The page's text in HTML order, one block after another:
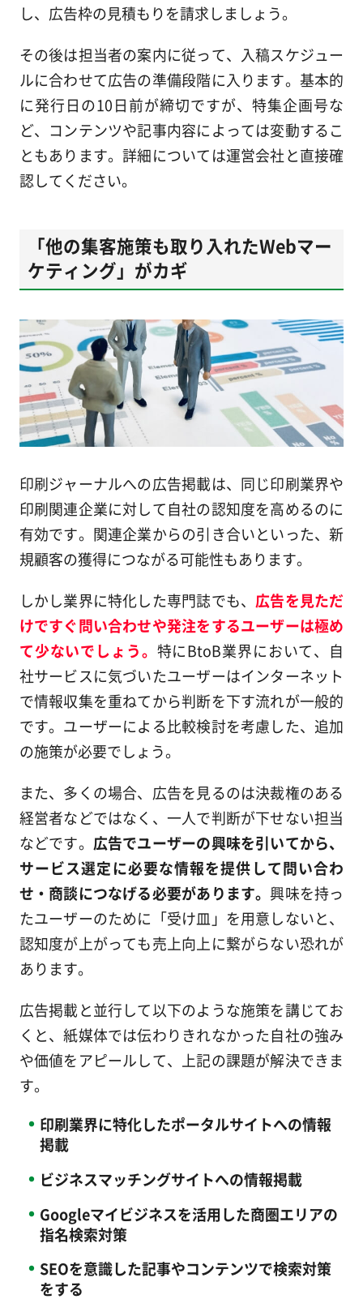
し、広告枠の見積もりを請求しましょう。
その後は担当者の案内に従って、入稿スケジュー
ルに合わせて広告の準備段階に入ります。基本的
に発行日の10日前が締切ですが、特集企画号な
ど、コンテンツや記事内容によっては変動するこ
ともあります。詳細については運営会社と直接確
認してください。
「他の集客施策も取り入れたWebマー
ケティング」がカギ
印刷ジャーナルへの広告掲載は、同じ印刷業界や
印刷関連企業に対して自社の認知度を高めるのに
有効です。関連企業からの引き合いといった、新
規顧客の獲得につながる可能性もあります。
しかし業界に特化した専門誌でも、 広告を見ただ
けですぐ問い合わせや発注をするユーザーは極め
て少ないでしょう。 特にBtoB業界において、自
社サービスに気づいたユーザーはインターネット
で情報収集を重ねてから判断を下す流れが一般的
です。ユーザーによる比較検討を考慮した、追加
の施策が必要でしょう。
また、多くの場合、広告を見るのは決裁権のある
経営者などではなく、一人で判断が下せない担当
などです。 広告でユーザーの興味を引いてから、
サービス選定に必要な情報を提供して問い合わ
せ・商談につなげる必要があります。興味を持っ
たユーザーのために「受け皿」を用意しないと、
認知度が上がっても売上向上に繋がらない恐れが
あります。
広告掲載と並行して以下のような施策を講じてお
くと、紙媒体では伝わりきれなかった自社の強み
や価値をアピールして、上記の課題が解決できま
す。
印刷業界に特化したポータルサイトへの情報
掲載
ビジネスマッチングサイトへの情報掲載
Googleマイビジネスを活用した商圏エリアの
指名検索対策
SEOを意識した記事やコンテンツで検索対策
をする